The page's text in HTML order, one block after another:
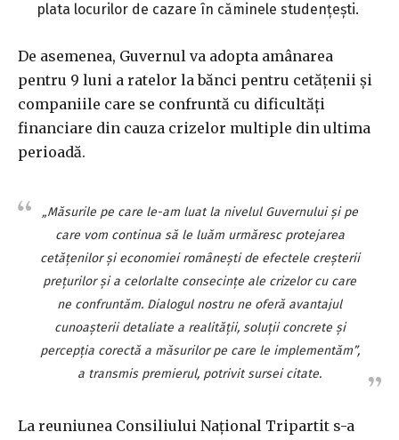
plata locurilor de cazare în căminele studenţeşti.
De asemenea, Guvernul va adopta amânarea
pentru 9 luni a ratelor la bănci pentru cetăţenii şi
companiile care se confruntă cu dificultăţi
financiare din cauza crizelor multiple din ultima
perioadă.
„Măsurile pe care le-am luat la nivelul Guvernului şi pe
care vom continua să le luăm urmăresc protejarea
cetăţenilor şi economiei româneşti de efectele creşterii
preţurilor şi a celorlalte consecinţe ale crizelor cu care
ne confruntăm. Dialogul nostru ne oferă avantajul
cunoaşterii detaliate a realităţii, soluţii concrete şi
percepţia corectă a măsurilor pe care le implementăm”,
a transmis premierul, potrivit sursei citate.
La reuniunea Consiliului Naţional Tripartit s-a